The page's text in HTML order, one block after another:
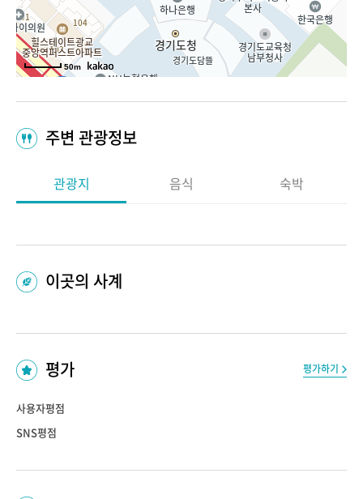
50m
주변 관광정보
관광지 음식 숙박
이곳의 사계
평가 평가하기
사용자평점
SNS평점